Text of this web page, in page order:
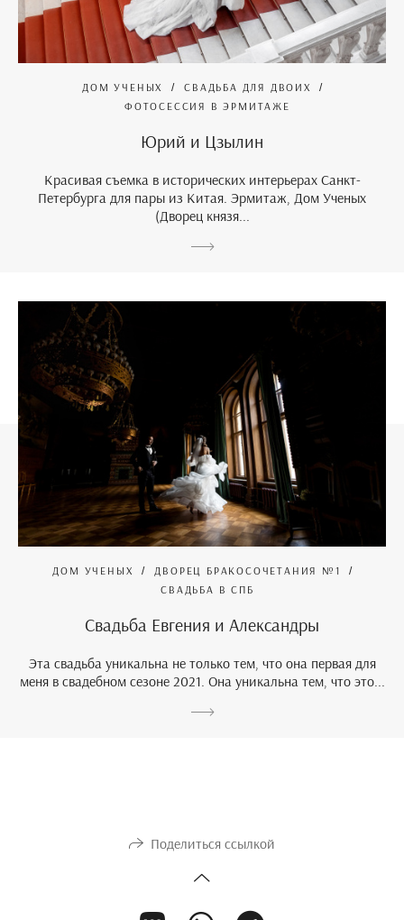
ДОМ УЧЕНЫХ
СВАДЬБА ДЛЯ ДВОИХ
ФОТОСЕССИЯ В ЭРМИТАЖЕ
Юрий и Цзылин
Красивая съемка в исторических интерьерах Санкт-
Петербурга для пары из Китая. Эрмитаж, Дом Ученых
(Дворец князя...
ДОМ УЧЕНЫХ
ДВОРЕЦ БРАКОСОЧЕТАНИЯ №1
СВАДЬБА В СПБ
Свадьба Евгения и Александры
Эта свадьба уникальна не только тем, что она первая для
меня в свадебном сезоне 2021. Она уникальна тем, что это...
Поделиться ссылкой